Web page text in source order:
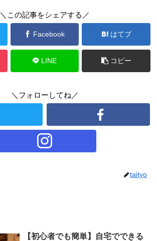
＼この記事をシェアする／
Facebook はてブ
LINE コピー
＼フォローしてね／
taityo
【初心者でも簡単】自宅でできる